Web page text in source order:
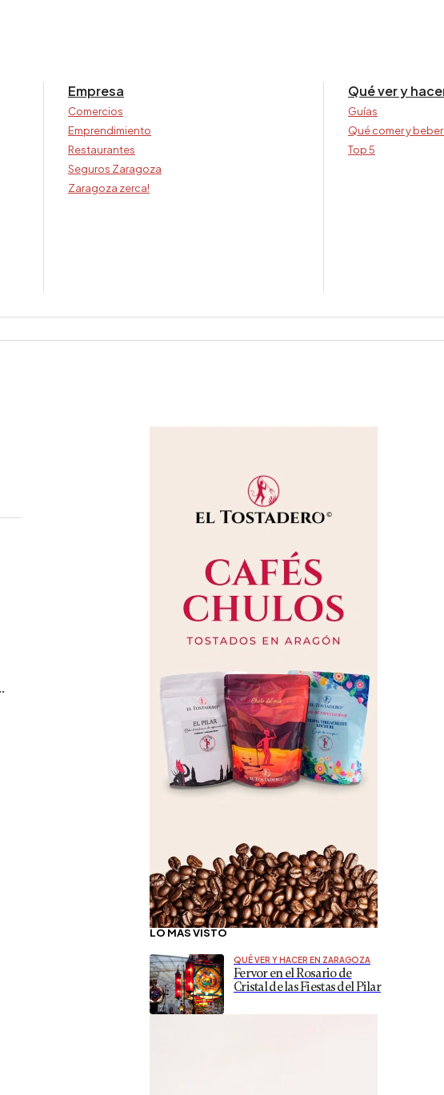
Empresa
Comercios
Emprendimiento
Restaurantes
Seguros Zaragoza
Zaragoza zerca!
Qué ver y
Guías
Qué comer y
Top 5
LO MÁS VISTO
QUÉ VER Y HACER EN ZARAGOZA
Fervor en el Rosario de
Cristal de las Fiestas del Pilar